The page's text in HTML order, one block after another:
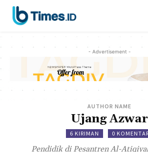
- Advertisement -
AUTHOR NAME
Ujang Azwar
6 KIRIMAN 0
Pendidik di Pesantren Al-